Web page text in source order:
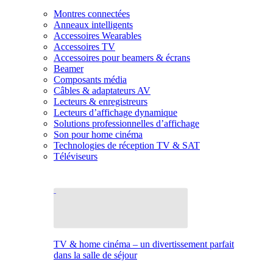
Montres connectées
Anneaux intelligents
Accessoires Wearables
Accessoires TV
Accessoires pour beamers & écrans
Beamer
Composants média
Câbles & adaptateurs AV
Lecteurs & enregistreurs
Lecteurs d’affichage dynamique
Solutions professionnelles d’affichage
Son pour home cinéma
Technologies de réception TV & SAT
Téléviseurs
TV & home cinéma – un divertissement parfait
dans la salle de séjour